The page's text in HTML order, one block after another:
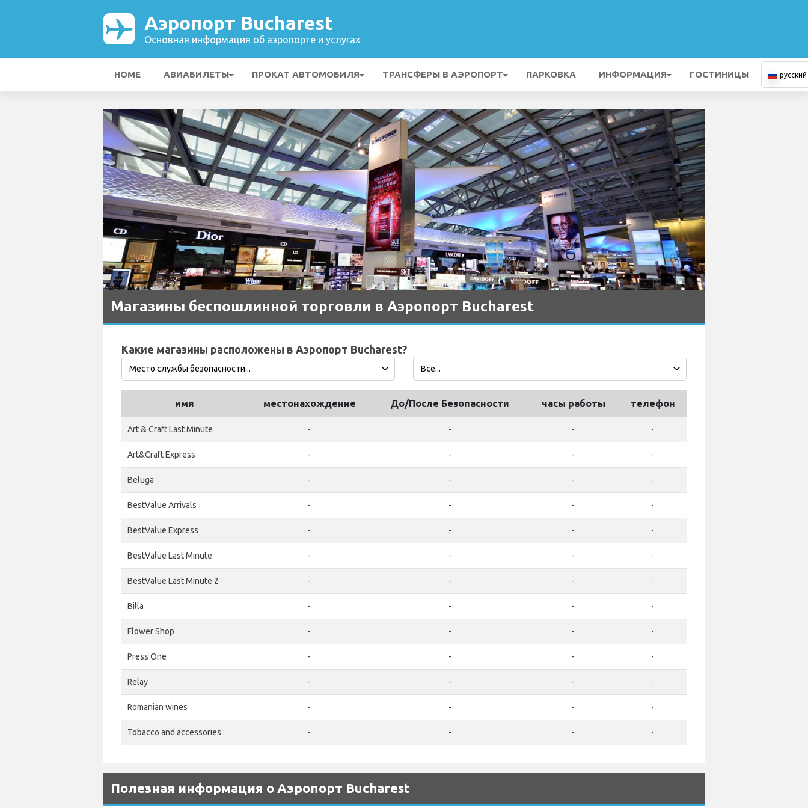
Аэропорт Bucharest
Основная информация об аэропорте и услугах
HOME АВИАБИЛЕТЫ ПРОКАТ АВТОМОБИЛЯ ТРАНСФЕРЫ В АЭРОПОРТ ПАРКОВКА ИНФОРМАЦИЯ ГОСТИНИЦЫ русский
Магазины беспошлинной торговли в Аэропорт Bucharest
Какие магазины расположены в Аэропорт Bucharest?
имя местонахождение До/После Безопасности часы работы телефон
Art & Craft Last Minute - - - -
Art&Craft Express - - - -
Beluga - - - -
BestValue Arrivals - - - -
BestValue Express - - - -
BestValue Last Minute - - - -
BestValue Last Minute 2 - - - -
Billa - - - -
Flower Shop - - - -
Press One - - - -
Relay - - - -
Romanian wines - - - -
Tobacco and accessories - - - -
Полезная информация о Аэропорт Bucharest